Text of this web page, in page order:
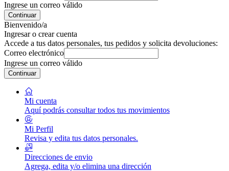
Ingrese un correo válido
Continuar
Bienvenido/a
Ingresar o crear cuenta
Accede a tus datos personales, tus pedidos y solicita devoluciones:
Correo electrónico
Ingrese un correo válido
Continuar
Mi cuenta
Aquí podrás consultar todos tus movimientos
Mi Perfil
Revisa y edita tus datos personales.
Direcciones de envio
Agrega, edita y/o elimina una dirección